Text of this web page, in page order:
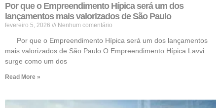
Por que o Empreendimento Hípica será um dos
lançamentos mais valorizados de São Paulo
fevereiro 5, 2026 Nenhum comentário
Por que o Empreendimento Hípica será um dos lançamentos
mais valorizados de São Paulo O Empreendimento Hípica Lavvi
surge como um dos
Read More »